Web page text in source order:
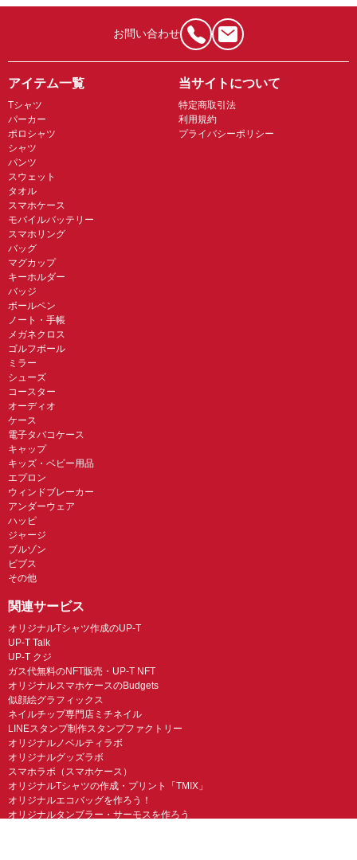
お問い合わせ
アイテム一覧
Tシャツ
パーカー
ポロシャツ
シャツ
パンツ
スウェット
タオル
スマホケース
モバイルバッテリー
スマホリング
バッグ
マグカップ
キーホルダー
バッジ
ボールペン
ノート・手帳
メガネクロス
ゴルフボール
ミラー
シューズ
コースター
オーディオ
ケース
電子タバコケース
キャップ
キッズ・ベビー用品
エプロン
ウィンドブレーカー
アンダーウェア
ハッピ
ジャージ
ブルゾン
ビブス
その他
当サイトについて
特定商取引法
利用規約
プライバシーポリシー
関連サービス
オリジナルTシャツ作成のUP-T
UP-T Talk
UP-T クジ
ガス代無料のNFT販売・UP-T NFT
オリジナルスマホケースのBudgets
似顔絵グラフィックス
ネイルチップ専門店ミチネイル
LINEスタンプ制作スタンプファクトリー
オリジナルノベルティラボ
オリジナルグッズラボ
スマホラボ（スマホケース）
オリジナルTシャツの作成・プリント「TMIX」
オリジナルエコバッグを作ろう！
オリジナルタンブラー・サーモスを作ろう